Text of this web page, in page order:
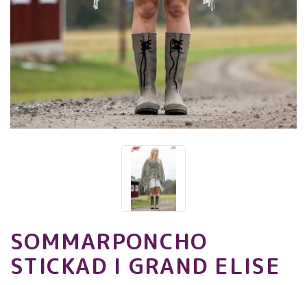
SOMMARPONCHO
STICKAD I GRAND ELISE